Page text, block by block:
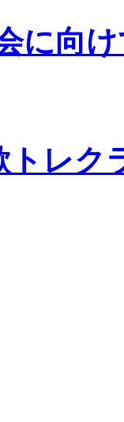
に向
トレク